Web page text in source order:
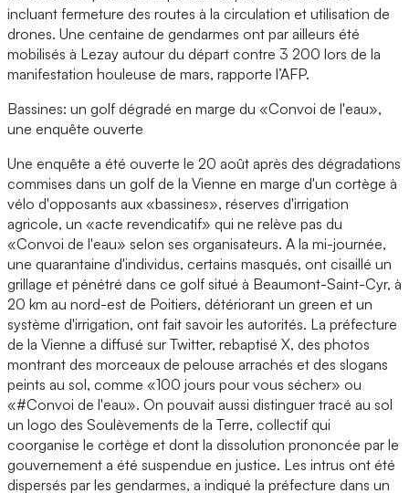
incluant fermeture des routes à la circulation et utilisation de
drones. Une centaine de gendarmes ont par ailleurs été
mobilisés à Lezay autour du départ contre 3 200 lors de la
manifestation houleuse de mars, rapporte l’AFP.
Bassines: un golf dégradé en marge du «Convoi de l'eau»,
une enquête ouverte
Une enquête a été ouverte le 20 août après des dégradations
commises dans un golf de la Vienne en marge d'un cortège à
vélo d'opposants aux «bassines», réserves d'irrigation
agricole, un «acte revendicatif» qui ne relève pas du
«Convoi de l'eau» selon ses organisateurs. A la mi-journée,
une quarantaine d'individus, certains masqués, ont cisaillé un
grillage et pénétré dans ce golf situé à Beaumont-Saint-Cyr, à
20 km au nord-est de Poitiers, détériorant un green et un
système d'irrigation, ont fait savoir les autorités. La préfecture
de la Vienne a diffusé sur Twitter, rebaptisé X, des photos
montrant des morceaux de pelouse arrachés et des slogans
peints au sol, comme «100 jours pour vous sécher» ou
«#Convoi de l'eau». On pouvait aussi distinguer tracé au sol
un logo des Soulèvements de la Terre, collectif qui
coorganise le cortège et dont la dissolution prononcée par le
gouvernement a été suspendue en justice. Les intrus ont été
dispersés par les gendarmes, a indiqué la préfecture dans un